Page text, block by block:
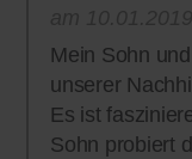
Mein Sohn
unserer
Es ist
Sohn probiert